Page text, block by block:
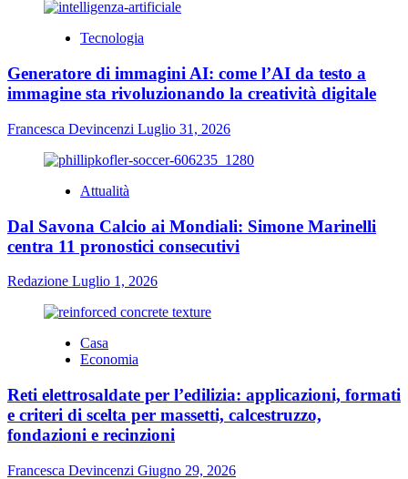
Tecnologia
Generatore di immagini AI: come l’AI da testo a
immagine sta rivoluzionando la creatività digitale
Francesca Devincenzi Luglio 31, 2026
Attualità
Dal Savona Calcio ai Mondiali: Simone Marinelli
centra 11 pronostici consecutivi
Redazione Luglio 1, 2026
Casa
Economia
Reti elettrosaldate per l’edilizia: applicazioni, formati
e criteri di scelta per massetti, calcestruzzo,
fondazioni e recinzioni
Francesca Devincenzi Giugno 29, 2026